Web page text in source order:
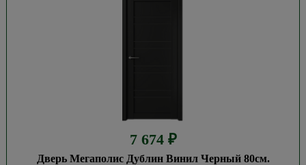
7 674 ₽
Дверь Мегаполис Дублин Винил Черный 80см.